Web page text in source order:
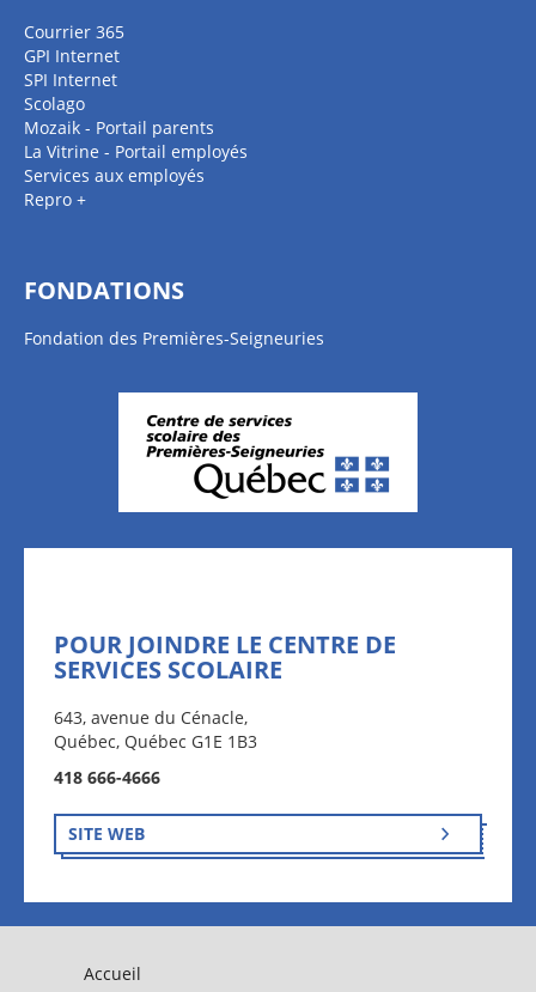
Courrier 365
GPI Internet
SPI Internet
Scolago
Mozaik - Portail parents
La Vitrine - Portail employés
Services aux employés
Repro +
FONDATIONS
Fondation des Premières-Seigneuries
POUR JOINDRE LE CENTRE DE
SERVICES SCOLAIRE
643, avenue du Cénacle,
Québec, Québec G1E 1B3
418 666-4666
SITE WEB
Accueil